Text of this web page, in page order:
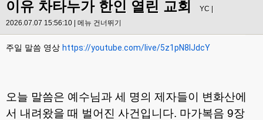
이유 차타누가 한인 열린 교회
YC |
2026.07.07 15:56:10 | 메뉴 건너뛰기
주일 말씀 영상 https://youtube.com/live/5z1pN8lJdcY
오늘 말씀은 예수님과 세 명의 제자들이 변화산에
서 내려왔을 때 벌어진 사건입니다. 마가복음 9장